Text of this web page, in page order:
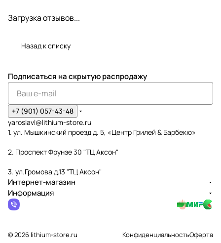
Загрузка отзывов...
Назад к списку
Подписаться на скрытую распродажу
+7 (901) 057-43-48
yaroslavl@lithium-store.ru
1. ул. Мышкинский проезд д. 5, «Центр Грилей & Барбекю»
2. Проспект Фрунзе 30 "ТЦ Аксон"
3. ул.Громова д.13 "ТЦ Аксон"
Интернет-магазин
Информация
© 2026 lithium-store.ru КонфиденциальностьОферта